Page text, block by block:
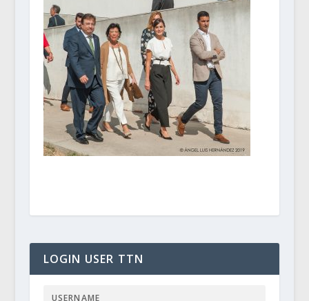
LOGIN USER TTN